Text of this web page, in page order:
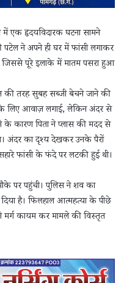
में एक हृदयविदारक घटना सामने
पटेल ने अपने ही घर में फांसी लगाकर
जिससे पूरे इलाके में मातम पसरा हुआ
की तरह सुबह सब्जी बेचने जाने की
के लिए आवाज़ लगाई, लेकिन अंदर से
के कारण पिता ने प्लास की मदद से
अंदर का दृश्य देखकर उनके पैरों
फांसी के फंदे पर लटकी हुई थी।
पर पहुंची। पुलिस ने शव का
है। फिलहाल आत्महत्या के पीछे
मर्ग कायम कर मामले की विस्तृत